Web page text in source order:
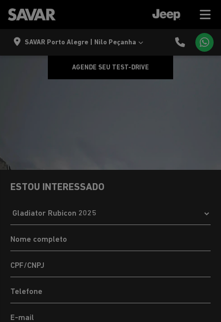
SAVAR Porto Alegre | Nilo Peçanha
ESTOU INTERESSADO
AGENDE SEU TEST-DRIVE